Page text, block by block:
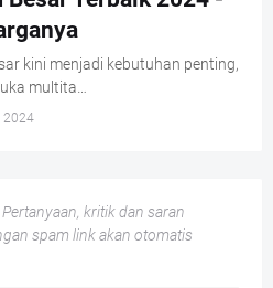
kini menjadi kebutuhan penting,
multita…
2024
kritik dan saran
spam link akan otomatis